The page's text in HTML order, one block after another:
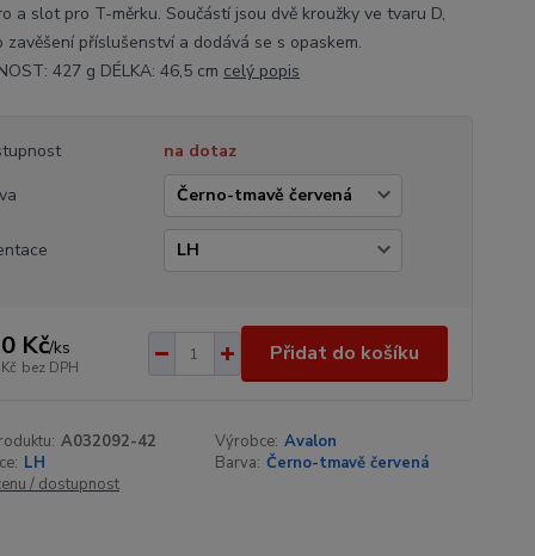
a slot pro T-měrku. Součástí jsou dvě kroužky ve tvaru D,
zavěšení příslušenství a dodává se s opaskem.
427 g DÉLKA: 46,5 cm celý popis
na dotaz
Kč/ks
bez DPH
Přidat do košíku
A032092-42 Výrobce: Avalon
LH Barva: Černo-tmavě červená
/ dostupnost